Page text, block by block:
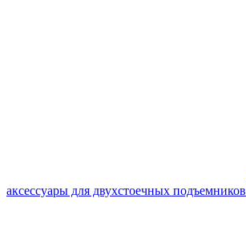
аксессуары для двухстоечных подъемников